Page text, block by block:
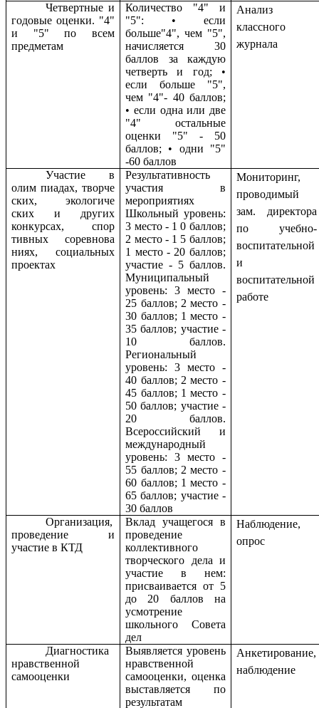
Четвертные и
годовые оценки. "4"
и "5" по всем
предметам
Количество "4" и
"5": • если
больше"4", чем "5",
начисляется 30
баллов за каждую
четверть и год; •
если больше "5",
чем "4"- 40 баллов;
• если одна или две
"4" остальные
оценки "5" - 50
баллов; • одни "5"
-60 баллов
Анализ
классного
журнала
Участие в
олим пиадах, творче
ских, экологиче
ских и других
конкурсах, спор
тивных соревнова
ниях, социальных
проектах
Результативность
участия в
мероприятиях
Школьный уровень:
3 место - 1 0 баллов;
2 место - 1 5 баллов;
1 место - 20 баллов;
участие - 5 баллов.
Муниципальный
уровень: 3 место -
25 баллов; 2 место -
30 баллов; 1 место -
35 баллов; участие -
10 баллов.
Региональный
уровень: 3 место -
40 баллов; 2 место -
45 баллов; 1 место -
50 баллов; участие -
20 баллов.
Всероссийский и
международный
уровень: 3 место -
55 баллов; 2 место -
60 баллов; 1 место -
65 баллов; участие -
30 баллов
Мониторинг,
проводимый
зам. директора
по учебно-
воспитательной
и
воспитательной
работе
Организация,
проведение и
участие в КТД
Вклад учащегося в
проведение
коллективного
творческого дела и
участие в нем:
присваивается от 5
до 20 баллов на
усмотрение
школьного Совета
дел
Наблюдение,
опрос
Диагностика
нравственной
самооценки
Выявляется уровень
нравственной
самооценки, оценка
выставляется по
результатам
Анкетирование,
наблюдение